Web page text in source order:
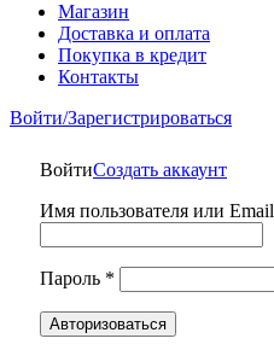
Магазин
Доставка и оплата
Покупка в кредит
Контакты
Войти/Зарегистрироваться
ВойтиСоздать аккаунт
Имя пользователя или Email
Пароль *
Авторизоваться